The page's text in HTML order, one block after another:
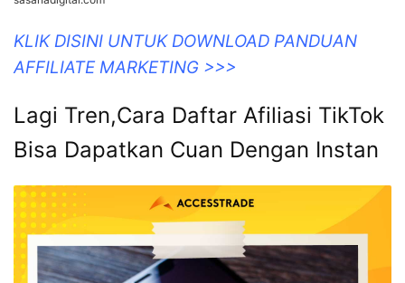
sasanadigital.com
KLIK DISINI UNTUK DOWNLOAD PANDUAN
AFFILIATE MARKETING >>>
Lagi Tren,Cara Daftar Afiliasi TikTok